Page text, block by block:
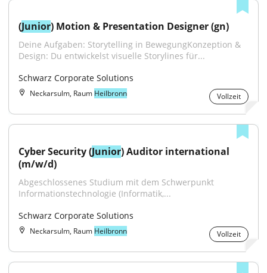
(Junior) Motion & Presentation Designer (gn)
Deine Aufgaben: Storytelling in BewegungKonzeption &
Design: Du entwickelst visuelle Storylines für...
Schwarz Corporate Solutions
Neckarsulm, Raum Heilbronn Vollzeit
Cyber Security (Junior) Auditor international
(m/w/d)
Abgeschlossenes Studium mit dem Schwerpunkt
Informationstechnologie (Informatik,...
Schwarz Corporate Solutions
Neckarsulm, Raum Heilbronn Vollzeit